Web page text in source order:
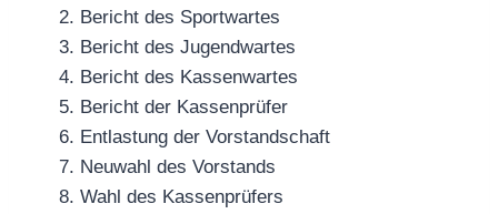
Bericht des Sportwartes
Bericht des Jugendwartes
Bericht des Kassenwartes
Bericht der Kassenprüfer
Entlastung der Vorstandschaft
Neuwahl des Vorstands
Wahl des Kassenprüfers